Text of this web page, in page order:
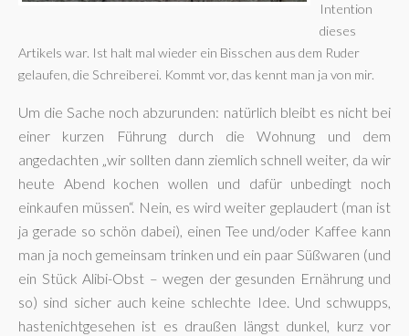
Intention
dieses
Artikels war. Ist halt mal wieder ein Bisschen aus dem Ruder
gelaufen, die Schreiberei. Kommt vor, das kennt man ja von mir.
Um die Sache noch abzurunden: natürlich bleibt es nicht bei
einer kurzen Führung durch die Wohnung und dem
angedachten „wir sollten dann ziemlich schnell weiter, da wir
heute Abend kochen wollen und dafür unbedingt noch
einkaufen müssen“. Nein, es wird weiter geplaudert (man ist
ja gerade so schön dabei), einen Tee und/oder Kaffee kann
man ja noch gemeinsam trinken und ein paar Süßwaren (und
ein Stück Alibi-Obst – wegen der gesunden Ernährung und
so) sind sicher auch keine schlechte Idee. Und schwupps,
hastenichtgesehen ist es draußen längst dunkel, kurz vor